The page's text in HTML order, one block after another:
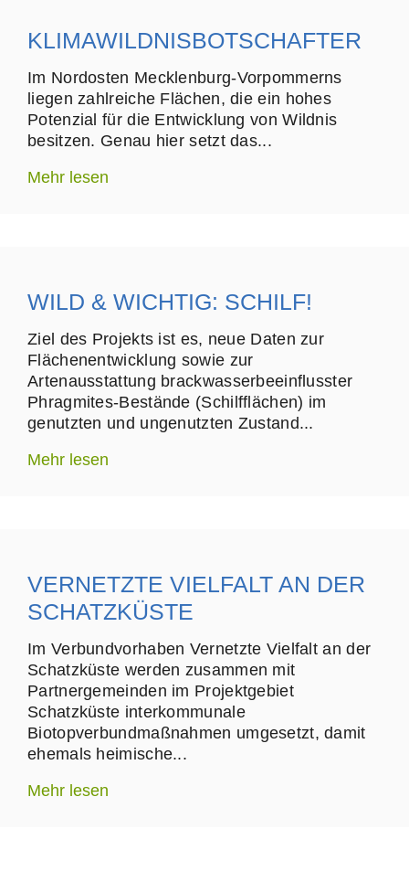
KLIMAWILDNISBOTSCHAFTER
Im Nordosten Mecklenburg-Vorpommerns
liegen zahlreiche Flächen, die ein hohes
Potenzial für die Entwicklung von Wildnis
besitzen. Genau hier setzt das...
Mehr lesen
WILD & WICHTIG: SCHILF!
Ziel des Projekts ist es, neue Daten zur
Flächenentwicklung sowie zur
Artenausstattung brackwasserbeeinflusster
Phragmites-Bestände (Schilfflächen) im
genutzten und ungenutzten Zustand...
Mehr lesen
VERNETZTE VIELFALT AN DER
SCHATZKÜSTE
Im Verbundvorhaben Vernetzte Vielfalt an der
Schatzküste werden zusammen mit
Partnergemeinden im Projektgebiet
Schatzküste interkommunale
Biotopverbundmaßnahmen umgesetzt, damit
ehemals heimische...
Mehr lesen